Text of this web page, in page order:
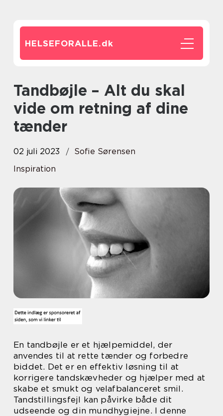
HELSEFORALLE.dk
Tandbøjle – Alt du skal
vide om retning af dine
tænder
02 juli 2023
Sofie Sørensen
Inspiration
En tandbøjle er et hjælpemiddel, der
anvendes til at rette tænder og forbedre
biddet. Det er en effektiv løsning til at
korrigere tandskævheder og hjælper med at
skabe et smukt og velafbalanceret smil.
Tandstillingsfejl kan påvirke både dit
udseende og din mundhygiejne. I denne